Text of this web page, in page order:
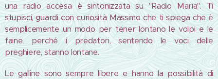
una radio accesa è sintonizzata su "Radio Maria". Ti
stupisci, guardi con curiosità Massimo che ti spiega che è
semplicemente un modo per tener lontano le volpi e le
faine, perché i predatori, sentendo le voci delle
preghiere, stanno lontane.
Le galline sono sempre libere e hanno la possibilità di